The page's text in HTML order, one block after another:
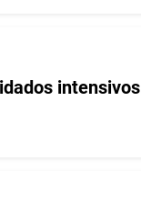
intensivos